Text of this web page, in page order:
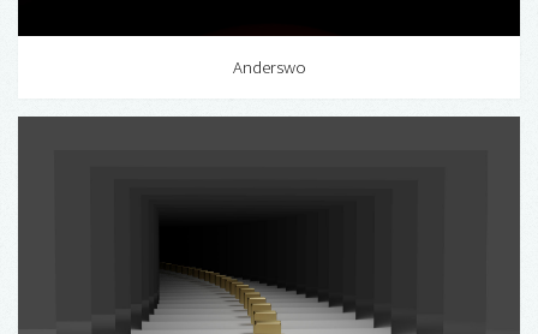
Anderswo